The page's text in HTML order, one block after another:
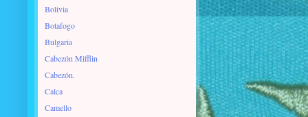
Bolivia
Botafogo
Bulgaria
Cabezón Mifflin
Cabezón.
Calca
Camello